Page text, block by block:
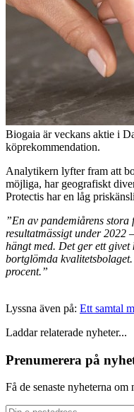
Biogaia är veckans aktie i
köprekommendation.
Analytikern lyfter fram att
möjliga, har geografiskt
Protectis har en låg
”En av pandemiårens
resultatmässigt under 2022
hängt med. Det ger ett
bortglömda
procent.”
Lyssna även på: Ett samtal
Laddar relaterade nyheter...
Prenumerera på
Få de senaste nyheterna